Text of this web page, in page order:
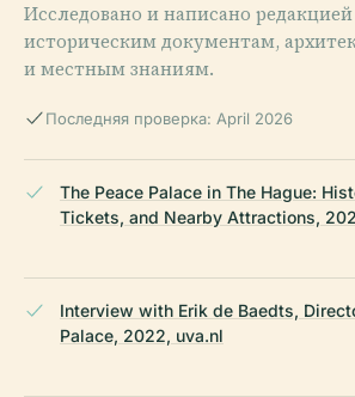
Исследовано и написано
историческим документам,
и местным знаниям.
Последняя проверка: April 2026
The Peace Palace in The Hague:
Tickets, and Nearby Attractions,
Interview with Erik de Baedts,
Palace, 2022, uva.nl